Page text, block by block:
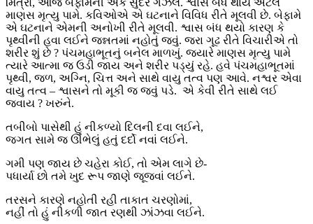
મિત્રો, આજે બેફામની એક સુંદર ગઝલ. શ્વાસ બંધ થાય એટલે
માણસ મૃત્યુ પામે. કવિઓએ એ ઘટનાને વિવિધ રીતે મૂલવી છે. બેફામે
એ ઘટનાને એમની અનોખી રીતે મૂલવી. શ્વાસ બંધ થયો કારણ કે
પૃથ્વીની હવા લઈને જન્નતમાં નહોતું જવું. જરા ગૂઢ રીતે વિચારીએ તો
શરીર શું છે ? પંચમહાભૂતનું બનેલ માળખું. જ્યારે માણસ મૃત્યુ પામે
ત્યારે આત્મા જ ઉડી જાય અને શરીર પડ્યું રહે. હવે પંચમહાભૂતમાં
પૃથ્વી, જળ, અગ્નિ, ચિત્ત અને સાથે વાયુ તત્વ પણ આવે. નશ્વર એવા
વાયુ તત્વ – શ્વાસને તો મૂકી જ જવું પડે. એ કેવી રીતે સાથે લઈ
જવાય ? ખરુંને.
તબીબો પાસેથી હું નીકળ્યો દિલની દવા લઈને,
જગત સામે જ ઊભેલું હતું દર્દો નવાં લઈને.
ગમી પણ જાય છે ચહેરા કોઈ, તો એમ લાગે છે-
પધાર્યા છો તમે ખુદ રૂપ જાણે જૂજવાં લઈને.
તરસને કારણે નહોતી રહી તાકાત ચરણોમાં,
નહીં તો હું નીકળી જાત રણથી ઝાંઝવા લઈને.